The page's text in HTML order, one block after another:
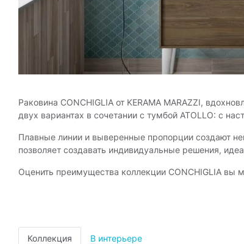
Раковина CONCHIGLIA от KERAMA MARAZZI,
двух вариантах в сочетании с тумбой ATOLLO: с
Плавные линии и выверенные пропорции создают
позволяет создавать индивидуальные решения,
Оценить преимущества коллекции CONCHIGLIA
Коллекция В интерьере